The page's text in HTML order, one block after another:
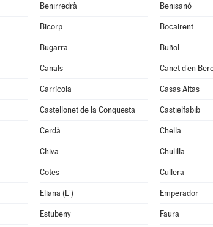
Benirredrà Benisanó
Bicorp Bocairent
Bugarra Buñol
Canals Canet d'en
Carrícola Casas Altas
Castellonet de la Conquesta Castielfabib
Cerdà Chella
Chiva Chulilla
Cotes Cullera
Eliana (L') Emperador
Estubeny Faura